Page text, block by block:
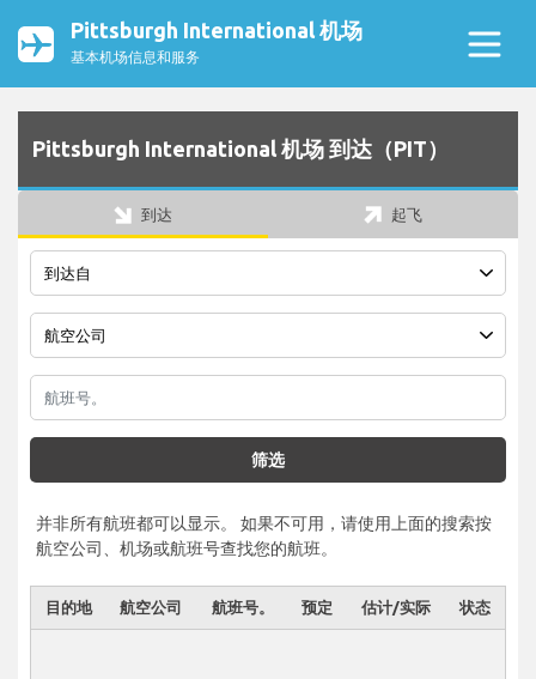
Pittsburgh International 机场
基本机场信息和服务
Pittsburgh International 机场 到达（PIT）
到达 起飞
筛选
并非所有航班都可以显示。 如果不可用，请使用上面的搜索按
航空公司、机场或航班号查找您的航班。
目的地 航空公司 航班号。 预定 估计/实际 状态